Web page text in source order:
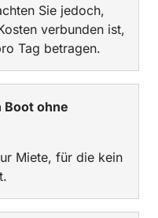
Sie jedoch,
verbunden ist,
Tag betragen.
Boot ohne
Miete, für die kein